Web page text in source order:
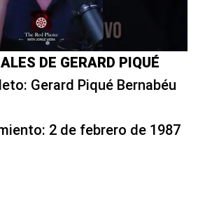
DE GERARD PIQUÉ
Gerard Piqué Bernabéu
2 de febrero de 1987